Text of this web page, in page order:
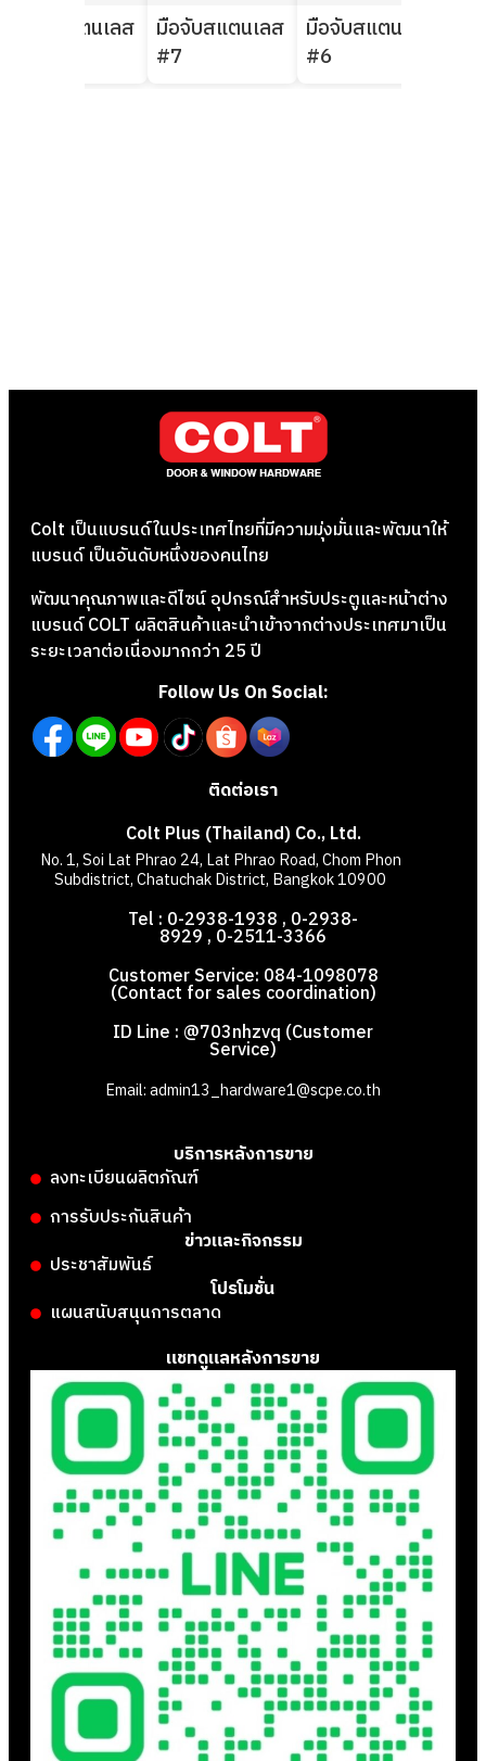
มือจับสแตนเลส
มือจับสแตนเลส
#7
มือจับสแตนเลส
#6
Colt เป็นแบรนด์ในประเทศไทยที่มีความมุ่งมั่นและพัฒนาให้
แบรนด์ เป็นอันดับหนึ่งของคนไทย
พัฒนาคุณภาพและดีไซน์ อุปกรณ์สำหรับประตูและหน้าต่าง
แบรนด์ COLT ผลิตสินค้าและนำเข้าจากต่างประเทศมาเป็น
ระยะเวลาต่อเนื่องมากกว่า 25 ปี
Follow Us On Social:
ติดต่อเรา
Colt Plus (Thailand) Co., Ltd.
No. 1, Soi Lat Phrao 24, Lat Phrao Road, Chom Phon
Subdistrict, Chatuchak District, Bangkok 10900
Tel : 0-2938-1938 , 0-2938-
8929 , 0-2511-3366
Customer Service: 084-1098078
(Contact for sales coordination)
ID Line : @703nhzvq (Customer
Service)
Email: admin13_hardware1@scpe.co.th
บริการหลังการขาย
ลงทะเบียนผลิตภัณฑ์
การรับประกันสินค้า
ข่าวและกิจกรรม
ประชาสัมพันธ์
โปรโมชั่น
แผนสนับสนุนการตลาด
แชทดูแลหลังการขาย